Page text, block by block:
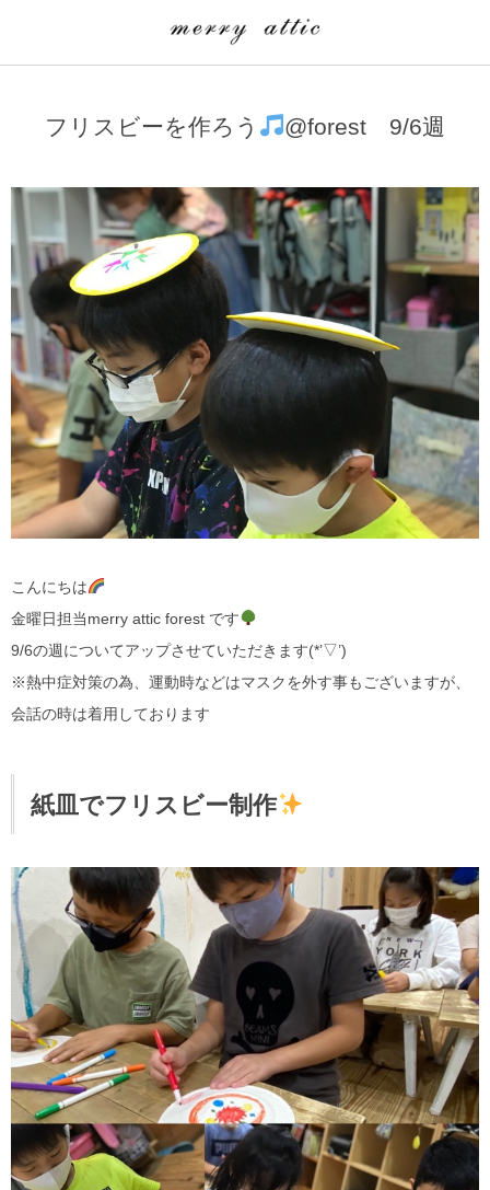
フリスビーを作ろう @forest 9/6週
こんにちは
金曜日担当merry attic forest です
9/6の週についてアップさせていただきます(*’▽’)
※熱中症対策の為、運動時などはマスクを外す事もございますが、
会話の時は着用しております
紙皿でフリスビー制作
埼玉県
merry attic ミュージッククラス